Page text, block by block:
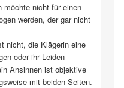
möchte nicht für einen
werden, der gar nicht
nicht, die Klägerin eine
oder ihr Leiden
Ansinnen ist objektive
mit beiden Seiten.